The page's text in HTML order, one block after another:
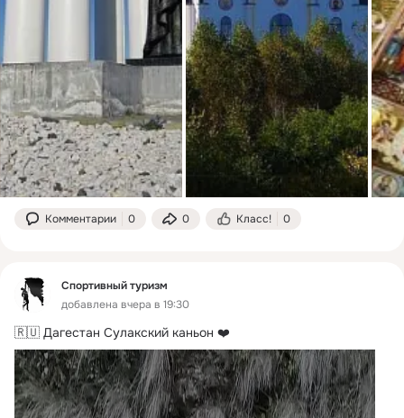
Комментарии 0 0 Класс! 0
Спортивный туризм
добавлена вчера в 19:30
🇷🇺 Дагестан Сулакский каньон ❤️